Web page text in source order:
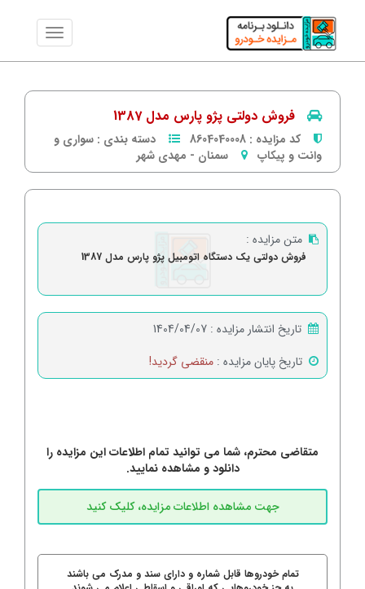
فروش دولتی پژو پارس مدل 1387
کد مزایده : 8604040008 دسته بندی : سواری و
وانت و پیکاپ
سمنان - مهدی شهر
متن مزایده :
فروش دولتی یک دستگاه اتومبیل پژو پارس مدل 1387
تاریخ انتشار مزایده : 1404/04/07
تاریخ پایان مزایده : منقضی گردید!
متقاضی محترم، شما می توانید تمام اطلاعات این مزایده را
دانلود و مشاهده نمایید.
تمام خودروها قابل شماره و دارای سند و مدرک می باشند